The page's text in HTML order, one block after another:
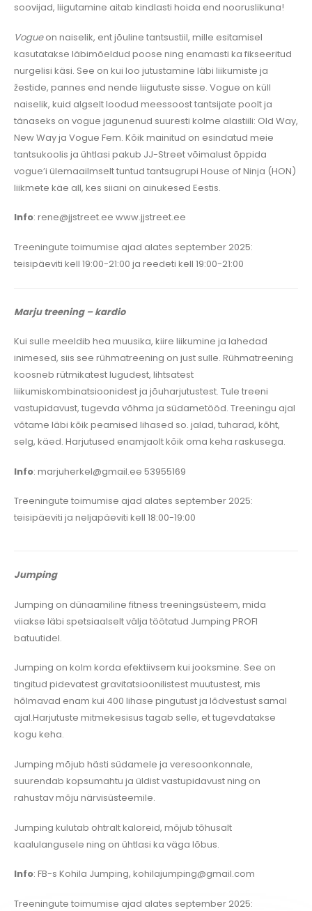
soovijad, liigutamine aitab kindlasti hoida end nooruslikuna!
Vogueon naiselik, ent jõuline tantsustiil, mille esitamisel
kasutatakse läbimõeldud poose ning enamasti ka fikseeritud
nurgelisi käsi. See on kui loo jutustamine läbi liikumiste ja
žestide, pannes end nende liigutuste sisse. Vogue on küll
naiselik, kuid algselt loodud meessoost tantsijate poolt ja
tänaseks on vogue jagunenud suuresti kolme alastiili: Old Way,
New Way ja Vogue Fem. Kõik mainitud on esindatud meie
tantsukoolis ja ühtlasi pakub JJ-Street võimalust õppida
vogue’i ülemaailmselt tuntud tantsugrupi House of Ninja (HON)
liikmete käe all, kes siiani on ainukesed Eestis.
Info: rene@jjstreet.ee www.jjstreet.ee
Treeningute toimumise ajad alates september 2025:
teisipäeviti kell 19:00-21:00 ja reedeti kell 19:00-21:00
Marju treening – kardio
Kui sulle meeldib hea muusika, kiire liikumine ja lahedad
inimesed, siis see rühmatreening on just sulle. Rühmatreening
koosneb rütmikatest lugudest, lihtsatest
liikumiskombinatsioonidest ja jõuharjutustest. Tule treeni
vastupidavust, tugevda võhma ja südametööd. Treeningu ajal
võtame läbi kõik peamised lihased so. jalad, tuharad, kõht,
selg, käed. Harjutused enamjaolt kõik oma keha raskusega.
Info: marjuherkel@gmail.ee 53955169
Treeningute toimumise ajad alates september 2025:
teisipäeviti ja neljapäeviti kell 18:00-19:00
Jumping
Jumping on dünaamiline fitness treeningsüsteem, mida
viiakse läbi spetsiaalselt välja töötatud Jumping PROFI
batuutidel.
Jumping on kolm korda efektiivsem kui jooksmine. See on
tingitud pidevatest gravitatsioonilistest muutustest, mis
hõlmavad enam kui 400 lihase pingutust ja lõdvestust samal
ajal.Harjutuste mitmekesisus tagab selle, et tugevdatakse
kogu keha.
Jumping mõjub hästi südamele ja veresoonkonnale,
suurendab kopsumahtu ja üldist vastupidavust ning on
rahustav mõju närvisüsteemile.
Jumping kulutab ohtralt kaloreid, mõjub tõhusalt
kaalulangusele ning on ühtlasi ka väga lõbus.
Info: FB-s Kohila Jumping, kohilajumping@gmail.com
Treeningute toimumise ajad alates september 2025: